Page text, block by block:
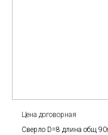
Цена договорная
Сверло D=8 длина общ